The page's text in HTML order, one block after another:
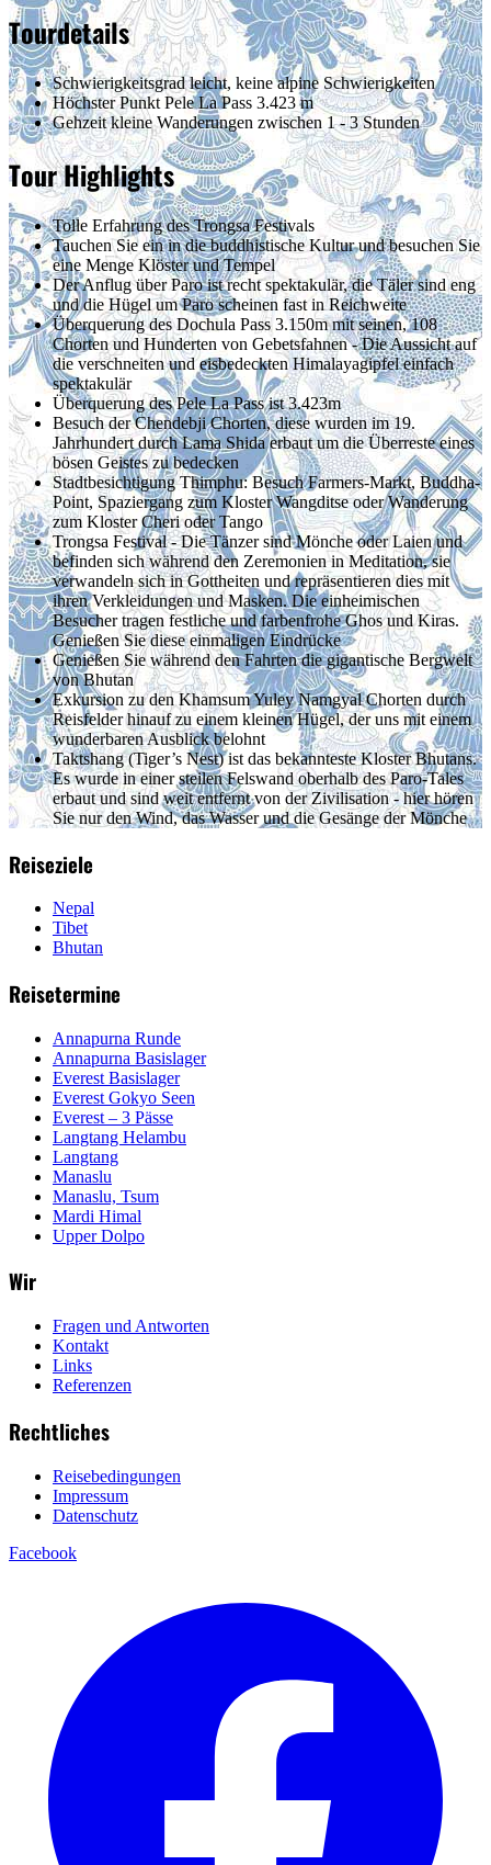
Tourdetails
Schwierigkeitsgradleicht, keine alpine Schwierigkeiten
Höchster Punkt Pele La Pass 3.423 m
Gehzeitkleine Wanderungen zwischen 1 - 3 Stunden
Tour Highlights
Tolle Erfahrung des Trongsa Festivals
Tauchen Sie ein in die buddhistische Kultur und besuchen Sie
eine Menge Klöster und Tempel
Der Anflug über Paro ist recht spektakulär, die Täler sind eng
und die Hügel um Paro scheinen fast in Reichweite
Überquerung des Dochula Pass 3.150m mit seinen, 108
Chorten und Hunderten von Gebetsfahnen - Die Aussicht auf
die verschneiten und eisbedeckten Himalayagipfel einfach
spektakulär
Überquerung des Pele La Pass ist 3.423m
Besuch der Chendebji Chorten, diese wurden im 19.
Jahrhundert durch Lama Shida erbaut um die Überreste eines
bösen Geistes zu bedecken
Stadtbesichtigung Thimphu: Besuch Farmers-Markt, Buddha-
Point, Spaziergang zum Kloster Wangditse oder Wanderung
zum Kloster Cheri oder Tango
Trongsa Festival - Die Tänzer sind Mönche oder Laien und
befinden sich während den Zeremonien in Meditation, sie
verwandeln sich in Gottheiten und repräsentieren dies mit
ihren Verkleidungen und Masken. Die einheimischen
Besucher tragen festliche und farbenfrohe Ghos und Kiras.
Genießen Sie diese einmaligen Eindrücke
Genießen Sie während den Fahrten die gigantische Bergwelt
von Bhutan
Exkursion zu den Khamsum Yuley Namgyal Chorten durch
Reisfelder hinauf zu einem kleinen Hügel, der uns mit einem
wunderbaren Ausblick belohnt
Taktshang (Tiger’s Nest) ist das bekannteste Kloster Bhutans.
Es wurde in einer steilen Felswand oberhalb des Paro-Tales
erbaut und sind weit entfernt von der Zivilisation - hier hören
Sie nur den Wind, das Wasser und die Gesänge der Mönche
Reiseziele
Nepal
Tibet
Bhutan
Reisetermine
Annapurna Runde
Annapurna Basislager
Everest Basislager
Everest Gokyo Seen
Everest – 3 Pässe
Langtang Helambu
Langtang
Manaslu
Manaslu, Tsum
Mardi Himal
Upper Dolpo
Wir
Fragen und Antworten
Kontakt
Links
Referenzen
Rechtliches
Reisebedingungen
Impressum
Datenschutz
Facebook